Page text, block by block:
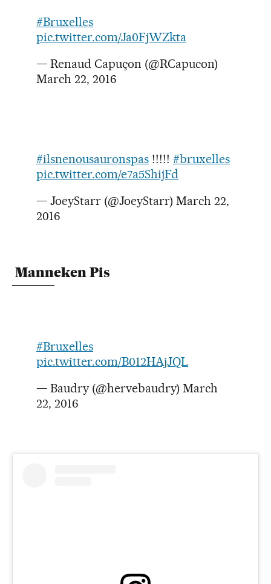
#Bruxelles
pic.twitter.com/Ja0FjWZkta
— Renaud Capuçon (@RCapucon)
March 22, 2016
#ilsnenousauronspas !!!!! #bruxelles
pic.twitter.com/e7a5ShijFd
— JoeyStarr (@JoeyStarr) March 22,
2016
Manneken Pis
#Bruxelles
pic.twitter.com/B012HAjJQL
— Baudry (@hervebaudry) March
22, 2016